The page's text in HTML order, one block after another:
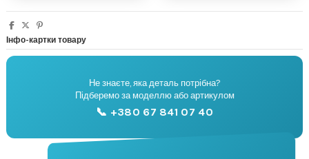
Інфо-картки товару
🔧
Підбір запчастин
Не знаєте, яка деталь потрібна?
Підберемо за моделлю або артикулом
📞 +380 67 841 07 40